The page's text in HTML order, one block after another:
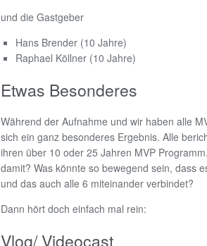
und die Gastgeber
Hans Brender (10 Jahre)
Raphael Köllner (10 Jahre)
Etwas Besonderes
Während der Aufnahme und wir haben alle
sich ein ganz besonderes Ergebnis. Alle
ihren über 10 oder 25 Jahren MVP
damit? Was könnte so bewegend sein, dass
und das auch alle 6 miteinander verbindet?
Dann hört doch einfach mal rein:
Vlog/ Videocast